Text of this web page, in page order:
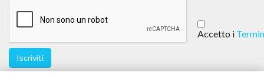
Accetto i
Iscriviti